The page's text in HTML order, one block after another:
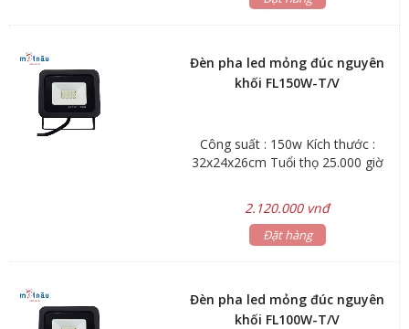
Đèn pha led mỏng đúc nguyên
khối FL150W-T/V
Công suất : 150w Kích thước :
32x24x26cm Tuổi thọ 25.000 giờ
2.120.000 vnđ
Đặt hàng
Đèn pha led mỏng đúc nguyên
khối FL100W-T/V